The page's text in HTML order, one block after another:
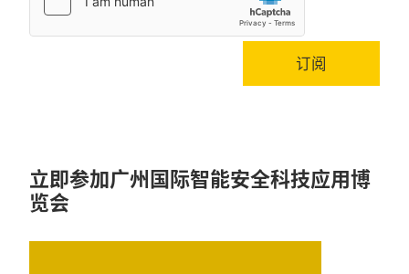
订阅
立即参加广州国际智能安全科技应用博
览会